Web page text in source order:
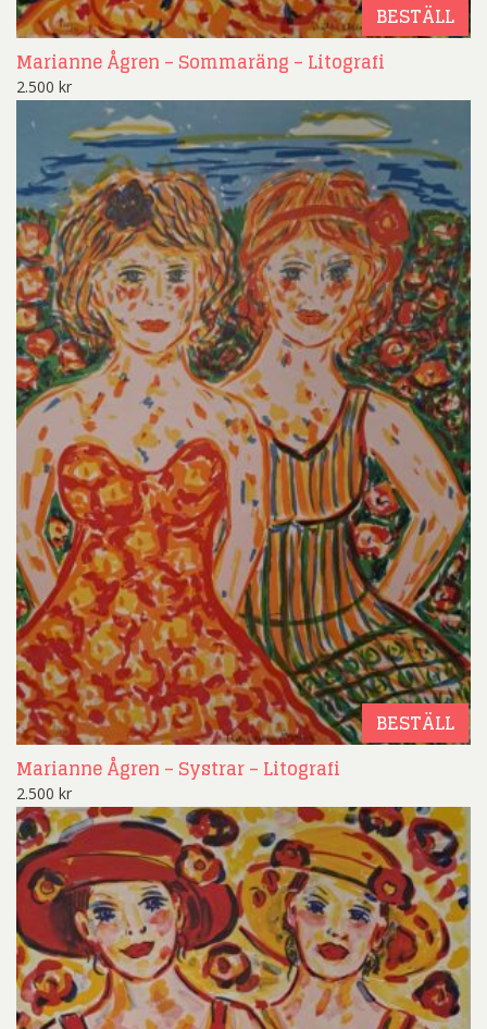
BESTÄLL
Marianne Ågren – Sommaräng – Litografi
2.500 kr
BESTÄLL
Marianne Ågren – Systrar – Litografi
2.500 kr